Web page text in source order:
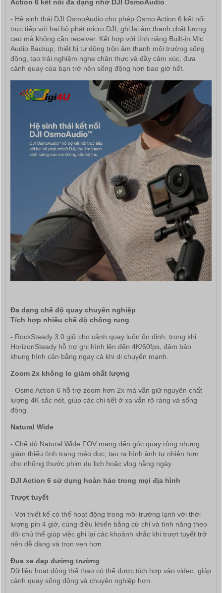
Action 6 kết nối đa dạng nhờ DJI OsmoAudio
- Hệ sinh thái DJI OsmoAudio cho phép Osmo Action 6 kết nối
trực tiếp với hai bộ phát micro DJI, ghi lại âm thanh chất lượng
cao mà không cần receiver. Kết hợp với tính năng Built-in Mic
Audio Backup, thiết bị tự động trộn âm thanh môi trường sống
động, tạo trải nghiệm nghe chân thực và đầy cảm xúc, đưa
cảnh quay của bạn trở nên sống động hơn bao giờ hết.
Đa dạng chế độ quay chuyên nghiệp
Tích hợp nhiều chế độ chống rung
- RockSteady 3.0 giữ cho cảnh quay luôn ổn định, trong khi
HorizonSteady hỗ trợ ghi hình lên đến 4K/60fps, đảm bảo
khung hình cân bằng ngay cả khi di chuyển mạnh.
Zoom 2x không lo giảm chất lượng
- Osmo Action 6 hỗ trợ zoom hơn 2x mà vẫn giữ nguyên chất
lượng 4K sắc nét, giúp các chi tiết ở xa vẫn rõ ràng và sống
động.
Natural Wide
- Chế độ Natural Wide FOV mang đến góc quay rộng nhưng
giảm thiểu tình trạng méo dọc, tạo ra hình ảnh tự nhiên hơn
cho những thước phim du lịch hoặc vlog hằng ngày.
DJI Action 6 sử dụng hoàn hảo trong mọi địa hình
Trượt tuyết
- Với thiết kế có thể hoạt động trong môi trường lạnh với thời
lượng pin 4 giờ, cùng điều khiển bằng cử chỉ và tính năng theo
dõi chủ thể giúp việc ghi lại các khoảnh khắc khi trượt tuyết trở
nên dễ dàng và trọn vẹn hơn.
Đua xe đạp đường trường
Dữ liệu hoạt động thể thao có thể được tích hợp vào video, giúp
cảnh quay sống động và chuyên nghiệp hơn.